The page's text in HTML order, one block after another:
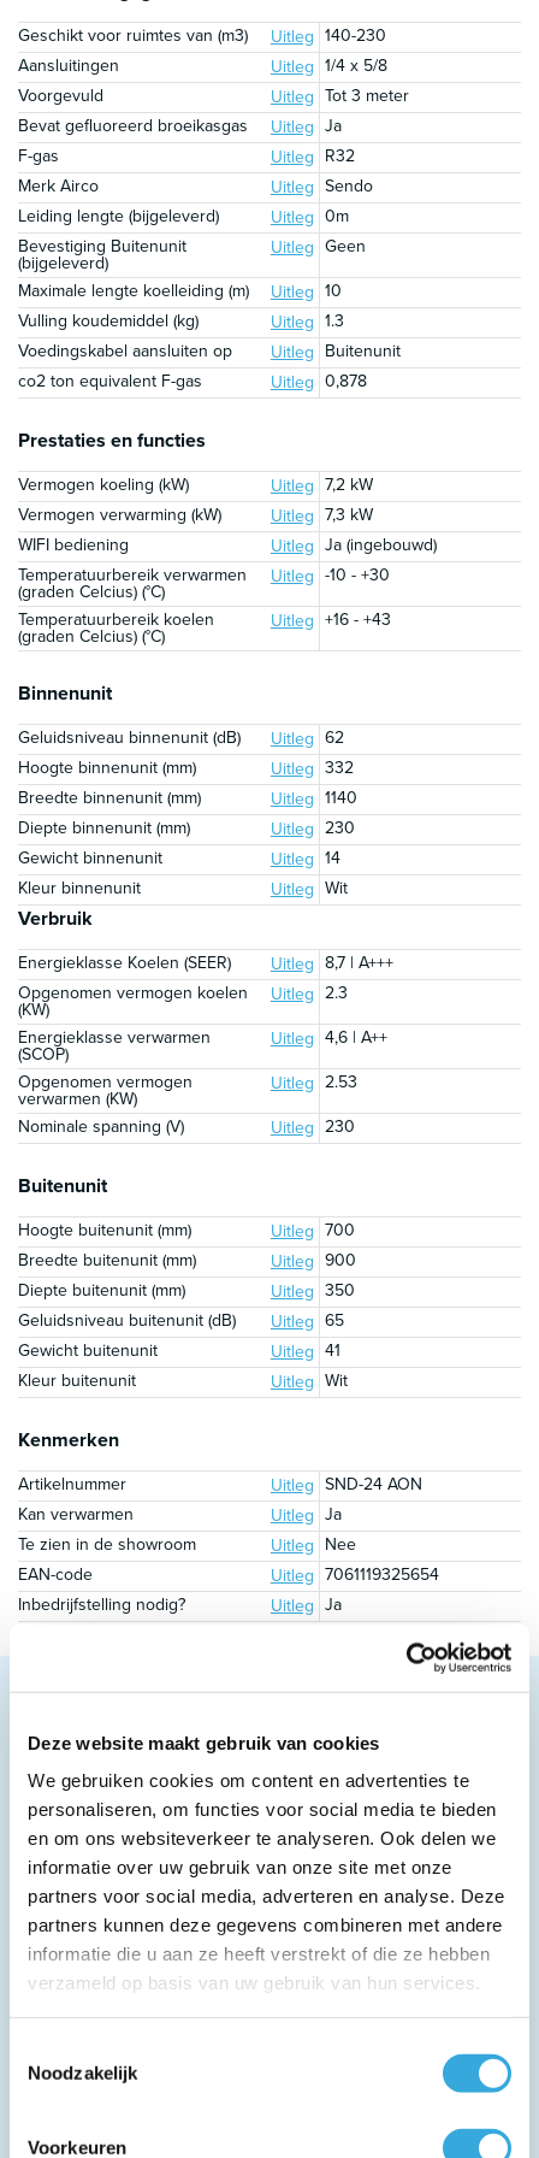
Deze website maakt gebruik van cookies
We gebruiken cookies om content en advertenties te
personaliseren, om functies voor social media te bieden
en om ons websiteverkeer te analyseren. Ook delen we
informatie over uw gebruik van onze site met onze
partners voor social media, adverteren en analyse. Deze
partners kunnen deze gegevens combineren met andere
informatie die u aan ze heeft verstrekt of die ze hebben
verzameld op basis van uw gebruik van hun services.
Noodzakelijk
Voorkeuren
Geschikt voor ruimtes van (m3) Uitleg 140-230
Aansluitingen
Uitleg 1/4 x 5/8
Voorgevuld
Uitleg Tot 3 meter
Bevat gefluoreerd broeikasgas
Uitleg Ja
F-gas
Uitleg R32
Merk Airco
Uitleg Sendo
Leiding lengte (bijgeleverd)
Uitleg 0m
Bevestiging Buitenunit
(bijgeleverd)
Uitleg Geen
Maximale lengte koelleiding (m)
Uitleg 10
Vulling koudemiddel (kg)
Uitleg 1.3
Voedingskabel aansluiten op
Uitleg Buitenunit
co2 ton equivalent F-gas
Uitleg 0,878
Prestaties en functies
Vermogen koeling (kW) Uitleg 7,2 kW
Vermogen verwarming (kW)
Uitleg 7,3 kW
WIFI bediening
Uitleg Ja (ingebouwd)
Temperatuurbereik verwarmen
(graden Celcius) (°C)
Uitleg -10 - +30
Temperatuurbereik koelen
(graden Celcius) (°C)
Uitleg +16 - +43
Binnenunit
Geluidsniveau binnenunit (dB) Uitleg 62
Hoogte binnenunit (mm)
Uitleg 332
Breedte binnenunit (mm)
Uitleg 1140
Diepte binnenunit (mm)
Uitleg 230
Gewicht binnenunit
Uitleg 14
Kleur binnenunit
Uitleg Wit
Verbruik
Energieklasse Koelen (SEER) Uitleg 8,7 | A+++
Opgenomen vermogen koelen
(KW)
Uitleg 2.3
Energieklasse verwarmen
(SCOP)
Uitleg 4,6 | A++
Opgenomen vermogen
verwarmen (KW)
Uitleg 2.53
Nominale spanning (V)
Uitleg 230
Buitenunit
Hoogte buitenunit (mm) Uitleg 700
Breedte buitenunit (mm)
Uitleg 900
Diepte buitenunit (mm)
Uitleg 350
Geluidsniveau buitenunit (dB)
Uitleg 65
Gewicht buitenunit
Uitleg 41
Kleur buitenunit
Uitleg Wit
Kenmerken
Artikelnummer Uitleg SND-24 AON
Kan verwarmen
Uitleg Ja
Te zien in de showroom
Uitleg Nee
EAN-code
Uitleg 7061119325654
Inbedrijfstelling nodig?
Uitleg Ja
Omschrijving